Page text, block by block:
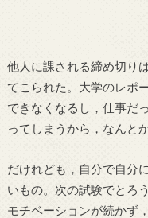
他人に課される締め切り
てこられた。大学のレポ
できなくなるし，仕事だ
ってしまうから，なんと
だけれども，自分で自分
いもの。次の試験でとろ
モチベーションが続かず